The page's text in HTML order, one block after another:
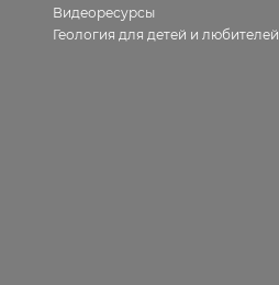
Видеоресурсы
Геология для детей и любителей